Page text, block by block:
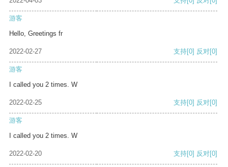
游客
Hello, Greetings fr
2022-02-27 支持[0] 反对[0]
游客
I called you 2 times. W
2022-02-25 支持[0] 反对[0]
游客
I called you 2 times. W
2022-02-20 支持[0] 反对[0]